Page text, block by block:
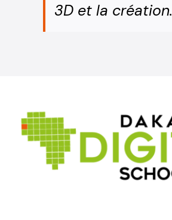
3D et la création.